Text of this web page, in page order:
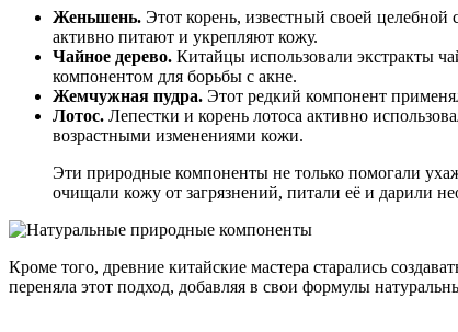
Женьшень. Этот корень, известный своей
активно питают и укрепляют кожу.
Чайное дерево. Китайцы использовали экстракты
компонентом для борьбы с акне.
Жемчужная пудра. Этот редкий компонент
Лотос. Лепестки и корень лотоса активно
возрастными изменениями кожи.
Эти природные компоненты не только помогали
очищали кожу от загрязнений, питали её и дарили
Кроме того, древние китайские мастера старались
переняла этот подход, добавляя в свои формулы